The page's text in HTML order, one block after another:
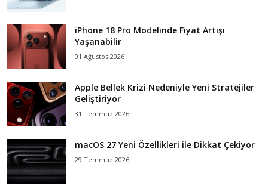
iPhone 18 Pro Modelinde Fiyat Artışı
Yaşanabilir
01 Ağustos 2026
Apple Bellek Krizi Nedeniyle Yeni Stratejiler
Geliştiriyor
31 Temmuz 2026
macOS 27 Yeni Özellikleri ile Dikkat Çekiyor
29 Temmuz 2026